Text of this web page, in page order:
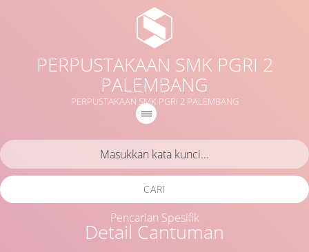
PERPUSTAKAAN SMK PGRI 2
PALEMBANG
PERPUSTAKAAN SMK PGRI 2 PALEMBANG
Detail Cantuman
CARI
Pencarian Spesifik